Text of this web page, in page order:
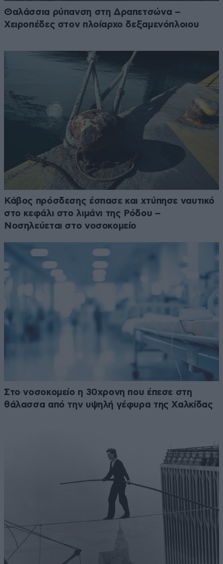
Θαλάσσια ρύπανση στη Δραπετσώνα –
Χειροπέδες στον πλοίαρχο δεξαμενόπλοιου
Κάβος πρόσδεσης έσπασε και χτύπησε ναυτικό
στο κεφάλι στο λιμάνι της Ρόδου –
Νοσηλεύεται στο νοσοκομείο
Στο νοσοκομείο η 30χρονη που έπεσε στη
θάλασσα από την υψηλή γέφυρα της Χαλκίδας